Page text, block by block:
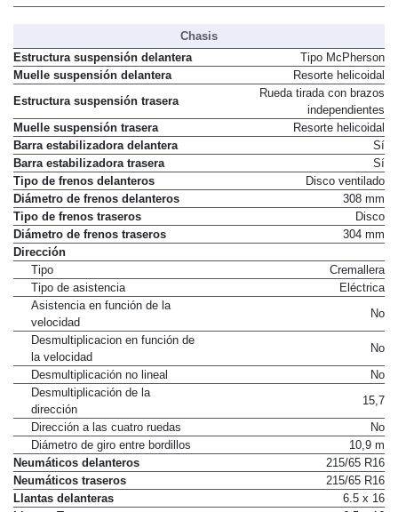
Chasis
Estructura suspensión delantera
Tipo McPherson
Muelle suspensión delantera
Resorte helicoidal
Estructura suspensión trasera
Rueda tirada con brazos
independientes
Muelle suspensión trasera
Resorte helicoidal
Barra estabilizadora delantera
Sí
Barra estabilizadora trasera
Sí
Tipo de frenos delanteros
Disco ventilado
Diámetro de frenos delanteros
308 mm
Tipo de frenos traseros
Disco
Diámetro de frenos traseros
304 mm
Dirección
Tipo
Cremallera
Tipo de asistencia
Eléctrica
Asistencia en función de la
velocidad
No
Desmultiplicacion en función de
la velocidad
No
Desmultiplicación no lineal
No
Desmultiplicación de la
dirección
15,7
Dirección a las cuatro ruedas
No
Diámetro de giro entre bordillos
10,9 m
Neumáticos delanteros
215/65 R16
Neumáticos traseros
215/65 R16
Llantas delanteras
6.5 x 16